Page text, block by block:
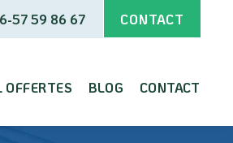
57 59 86 67 CONTACT
OFFERTES BLOG CONTACT